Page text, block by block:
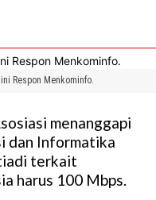
Respon Menkominfo.
menanggapi
dan Informatika
terkait
harus 100 Mbps.